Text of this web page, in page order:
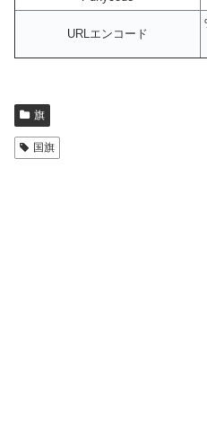
URLエンコード
旗
国旗